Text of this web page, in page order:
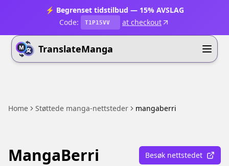
⚡ Begrenset tidstilbud — 15% AVSLAG
Code:
T1P15VV at checkout
TranslateManga
Home Støttede manga-nettsteder mangaberri
MangaBerri Besøk nettstedet